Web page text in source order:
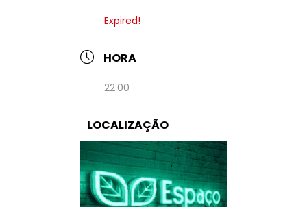
Expired!
HORA
22:00
LOCALIZAÇÃO